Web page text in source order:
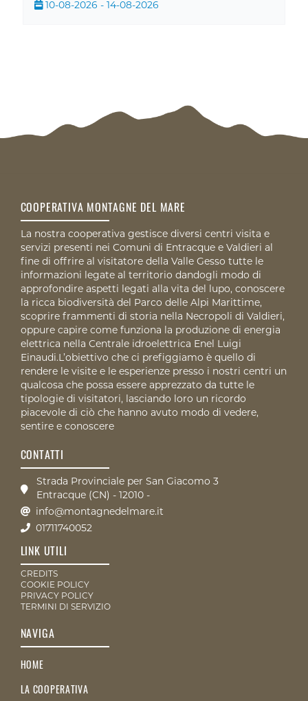
10-08-2026 - 14-08-2026
COOPERATIVA MONTAGNE DEL MARE
La nostra cooperativa gestisce diversi centri visita e
servizi presenti nei Comuni di Entracque e Valdieri al
fine di offrire al visitatore della Valle Gesso tutte le
informazioni legate al territorio dandogli modo di
approfondire aspetti legati alla vita del lupo, conoscere
la ricca biodiversità del Parco delle Alpi Marittime,
scoprire frammenti di storia nella Necropoli di Valdieri,
oppure capire come funziona la produzione di energia
elettrica nella Centrale idroelettrica Enel Luigi
Einaudi.L’obiettivo che ci prefiggiamo è quello di
rendere le visite e le esperienze presso i nostri centri un
qualcosa che possa essere apprezzato da tutte le
tipologie di visitatori, lasciando loro un ricordo
piacevole di ciò che hanno avuto modo di vedere,
sentire e conoscere
CONTATTI
Strada Provinciale per San Giacomo 3
Entracque (CN) - 12010 -
info@montagnedelmare.it
01711740052
LINK UTILI
CREDITS
COOKIE POLICY
PRIVACY POLICY
TERMINI DI SERVIZIO
NAVIGA
HOME
LA COOPERATIVA